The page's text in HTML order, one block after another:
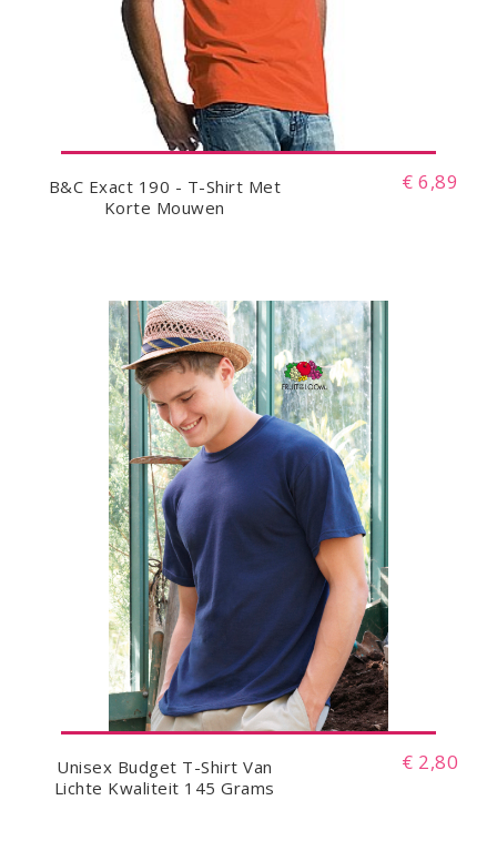
B&C Exact 190 - T-Shirt Met
Korte Mouwen
€ 6,89
Unisex Budget T-Shirt Van
Lichte Kwaliteit 145 Grams
€ 2,80